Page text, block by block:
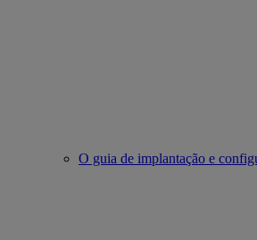
O guia de implantação e